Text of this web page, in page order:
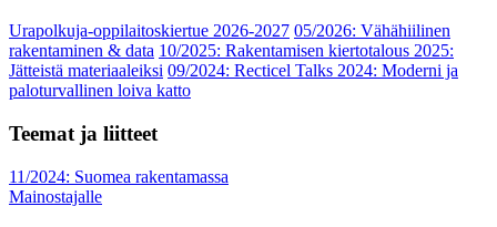
Urapolkuja-oppilaitoskiertue 2026-2027 05/2026: Vähähiilinen
rakentaminen & data 10/2025: Rakentamisen kiertotalous 2025:
Jätteistä materiaaleiksi 09/2024: Recticel Talks 2024: Moderni ja
paloturvallinen loiva katto
Teemat ja liitteet
11/2024: Suomea rakentamassa
Mainostajalle